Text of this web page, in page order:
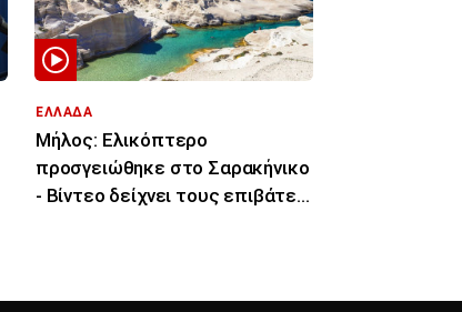
ΕΛΛΑΔΑ
Μήλος: Ελικόπτερο
προσγειώθηκε στο Σαρακήνικο
- Βίντεο δείχνει τους επιβάτες